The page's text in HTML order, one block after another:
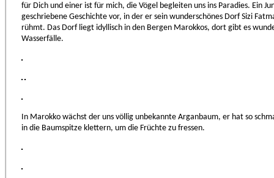
für Dich und einer ist für mich, die Vögel begleiten uns ins Paradies. Ein
geschriebene Geschichte vor, in der er sein wunderschönes Dorf Sizi
rühmt. Das Dorf liegt idyllisch in den Bergen Marokkos, dort gibt es
Wasserfälle.
In Marokko wächst der uns völlig unbekannte Arganbaum, er hat so
in die Baumspitze klettern, um die Früchte zu fressen.